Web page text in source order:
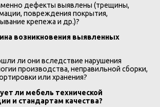
дефекты выявлены (трещины,
повреждения покрытия,
крепежа и др.)?
возникновения выявленных
ли они вследствие нарушения
производства, неправильной сборки,
или хранения?
ли мебель технической
и стандартам качества?